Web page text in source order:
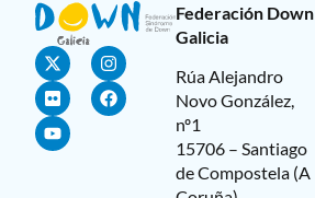
Federación Down
Galicia
Rúa Alejandro
Novo González,
nº1
15706 – Santiago
de Compostela (A